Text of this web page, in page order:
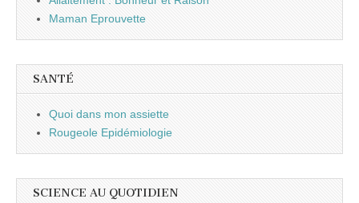
Maman Eprouvette
SANTÉ
Quoi dans mon assiette
Rougeole Epidémiologie
SCIENCE AU QUOTIDIEN